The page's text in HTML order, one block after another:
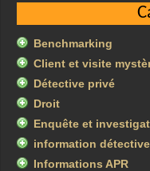
Benchmarking
Client et visite
Détective privé
Droit
Enquête et
information
Informations APR